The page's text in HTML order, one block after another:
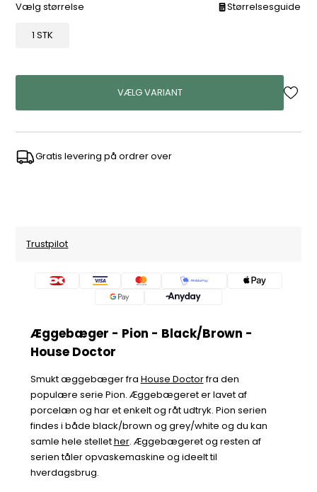
Vælg størrelse Størrelsesguide
1 STK
VÆLG VARIANT
Gratis levering på ordrer over
Trustpilot
Æggebæger - Pion - Black/Brown -
House Doctor
Smukt æggebæger fra House Doctorfra den
populære serie Pion. Æggebægeret er lavet af
porcelæn og har et enkelt og råt udtryk. Pion serien
findes i både black/brown og grey/white og du kan
samle hele stellether. Æggebægeret og resten af
serien tåler opvaskemaskine og ideelt til
hverdagsbrug.